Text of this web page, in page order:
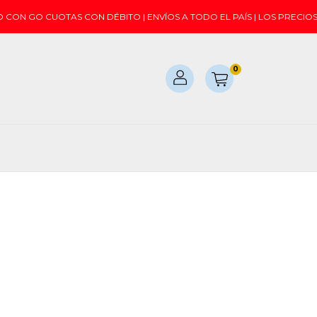
GO CUOTAS CON DÉBITO | ENVÍOS A TODO EL PAÍS | LOS
0